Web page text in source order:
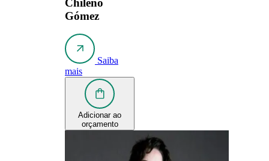
Gómez
Saiba
mais
Adicionar ao
orçamento